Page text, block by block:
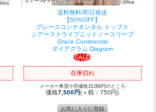
送料無料/即日発送
【50%OFF】
グレースコンチネンタル トップス
シアーストライプニットノースリーブ
Grace Continental
ダイアグラム Diagram
在庫切れ
メーカー希望小売価格15,000円のところ
価格7,500円(＋税：750円)